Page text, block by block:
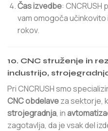
Čas izvedbe:
vam omogoča
rokov.
10. CNC struženje in
industrijo,
Pri CNCRUSH smo
CNC obdelaveza sektorje,
strojegradnja, in
zagotavlja, da je vsak del